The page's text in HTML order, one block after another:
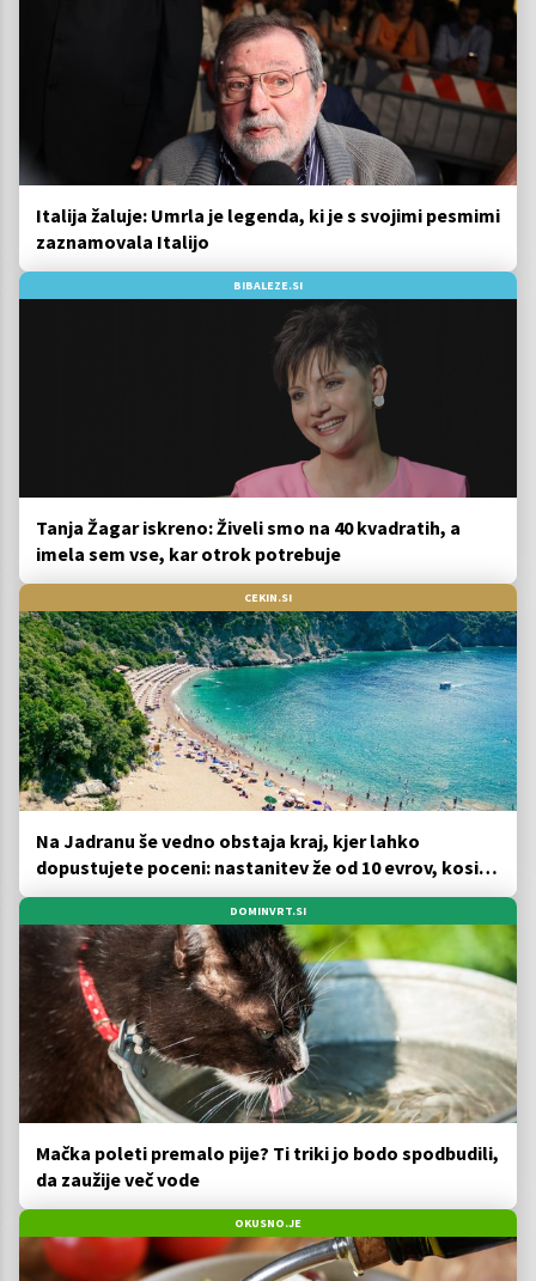
Italija žaluje: Umrla je legenda, ki je s svojimi pesmimi
zaznamovala Italijo
BIBALEZE.SI
Tanja Žagar iskreno: Živeli smo na 40 kvadratih, a
imela sem vse, kar otrok potrebuje
CEKIN.SI
Na Jadranu še vedno obstaja kraj, kjer lahko
dopustujete poceni: nastanitev že od 10 evrov, kosilo
za pet evrov
DOMINVRT.SI
Mačka poleti premalo pije? Ti triki jo bodo spodbudili,
da zaužije več vode
OKUSNO.JE